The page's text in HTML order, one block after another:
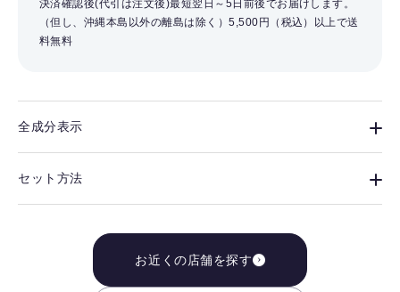
決済確認後(代引は注文後)最短翌日～5日前後でお届けします。
（但し、沖縄本島以外の離島は除く）5,500円（税込）以上で送
料無料
全成分表示
セット方法
お近くの店舗を探す